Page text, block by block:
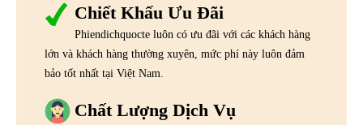
Chiết Khấu Ưu Đãi
Phiendichquocte luôn có ưu đãi với các khách hàng
lớn và khách hàng thường xuyên, mức phí này luôn đảm
bảo tốt nhất tại Việt Nam.
Chất Lượng Dịch Vụ